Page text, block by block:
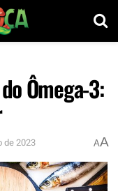
Ômega-3:
de 2023 AA